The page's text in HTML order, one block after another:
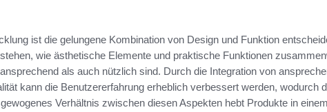
ist die gelungene Kombination von Design und Funktion
wie ästhetische Elemente und praktische Funktionen
als auch nützlich sind. Durch die Integration von
kann die Benutzererfahrung erheblich verbessert werden, wodurch
Verhältnis zwischen diesen Aspekten hebt Produkte in einem